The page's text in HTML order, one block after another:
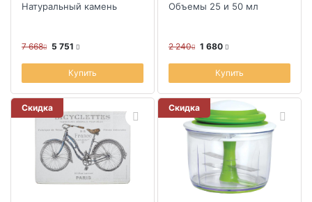
Натуральный камень
7 668 5 751
Купить
Объемы 25 и 50 мл
2 240 1 680
Купить
Скидка Скидка